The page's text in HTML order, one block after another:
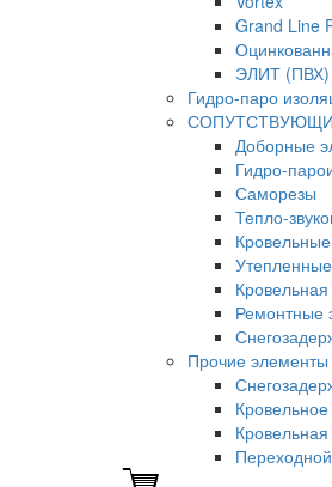
Grand Line
ЭЛИТ (ПВХ)
Гидро-паро
Доборные
Гидро-
Саморезы
Тепло-
Ремонтные
Прочие элементы